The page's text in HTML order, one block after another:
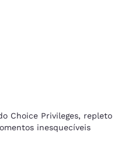
Choice Privileges, repleto
inesquecíveis